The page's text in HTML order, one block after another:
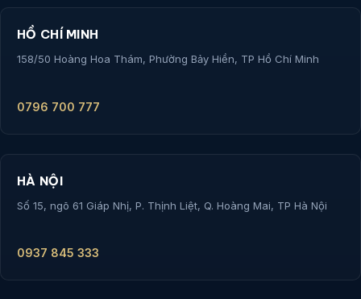
HỒ CHÍ MINH
158/50 Hoàng Hoa Thám, Phường Bảy Hiền, TP Hồ Chí Minh
0796 700 777
HÀ NỘI
Số 15, ngõ 61 Giáp Nhị, P. Thịnh Liệt, Q. Hoàng Mai, TP Hà Nội
0937 845 333